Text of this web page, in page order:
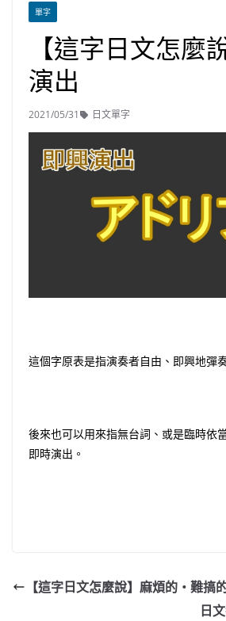
單字
【這字日文怎麼
演出
2021/05/31 日文單字
這個字原表是指演奏者自由、即興地彈
後來也可以用來指無台詞、或是臨時依
即時演出。
【這字日文怎麼說】麻煩的・難搞
日